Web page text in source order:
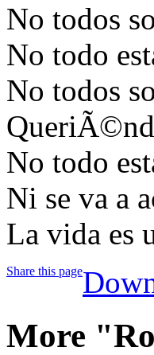
No todos
No todo
No todos
No todo
Ni se va a
La vida es
Share this page
More